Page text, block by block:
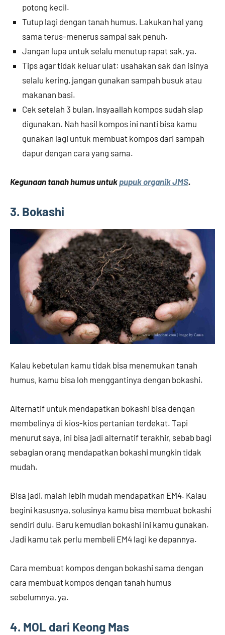
potong kecil.
Tutup lagi dengan tanah humus. Lakukan hal yang
sama terus-menerus sampai sak penuh.
Jangan lupa untuk selalu menutup rapat sak, ya.
Tips agar tidak keluar ulat: usahakan sak dan isinya
selalu kering, jangan gunakan sampah busuk atau
makanan basi.
Cek setelah 3 bulan, Insyaallah kompos sudah siap
digunakan. Nah hasil kompos ini nanti bisa kamu
gunakan lagi untuk membuat kompos dari sampah
dapur dengan cara yang sama.
Kegunaan tanah humus untuk pupuk organik JMS.
3. Bokashi
Kalau kebetulan kamu tidak bisa menemukan tanah
humus, kamu bisa loh menggantinya dengan bokashi.
Alternatif untuk mendapatkan bokashi bisa dengan
membelinya di kios-kios pertanian terdekat. Tapi
menurut saya, ini bisa jadi alternatif terakhir, sebab bagi
sebagian orang mendapatkan bokashi mungkin tidak
mudah.
Bisa jadi, malah lebih mudah mendapatkan EM4. Kalau
begini kasusnya, solusinya kamu bisa membuat bokashi
sendiri dulu. Baru kemudian bokashi ini kamu gunakan.
Jadi kamu tak perlu membeli EM4 lagi ke depannya.
Cara membuat kompos dengan bokashi sama dengan
cara membuat kompos dengan tanah humus
sebelumnya, ya.
4. MOL dari Keong Mas